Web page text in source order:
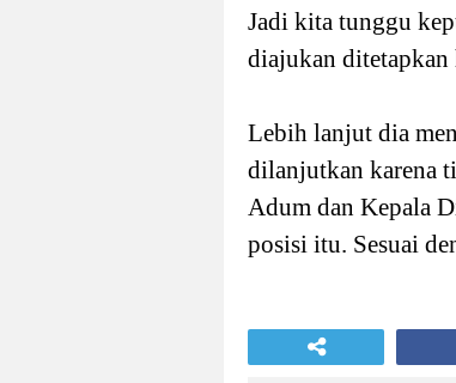
Jadi kita tunggu
diajukan ditetapkan
Lebih lanjut dia
dilanjutkan karena
Adum dan Kepala
posisi itu. Sesuai